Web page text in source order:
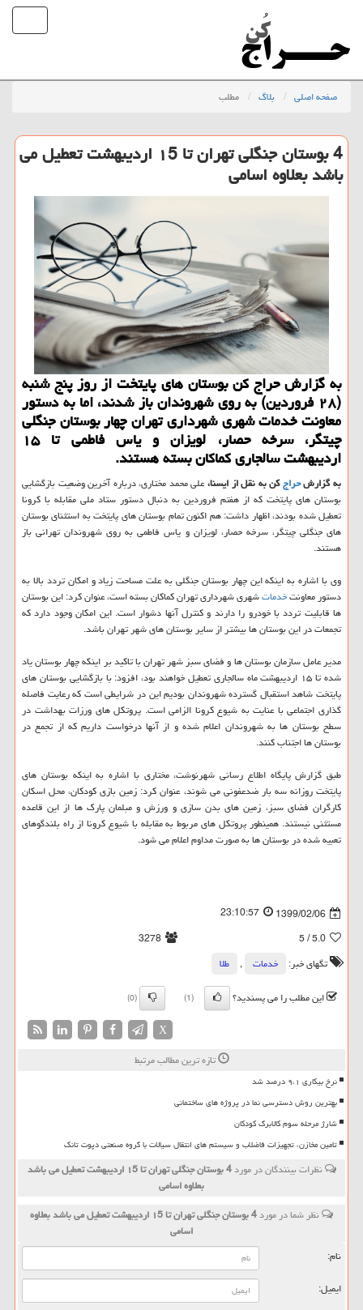
صفحه اصلی بلاگ مطلب
4 بوستان جنگلی تهران تا ۱5 اردیبهشت تعطیل می
باشد بعلاوه اسامی
به گزارش حراج كن بوستان های پایتخت از روز پنج شنبه
(۲۸ فروردین) به روی شهروندان باز شدند، اما به دستور
معاونت خدمات شهری شهرداری تهران چهار بوستان جنگلی
چیتگر، سرخه حصار، لویزان و یاس فاطمی تا ۱۵
اردیبهشت سالجاری كماكان بسته هستند.
به گزارشحراجکن به نقل از ایسنا،علی محمد مختاری، درباره آخرین وضعیت بازگشایی
بوستان های پایتخت که از هفتم فروردین به دنبال دستور ستاد ملی مقابله با کرونا
تعطیل شده بودند، اظهار داشت: هم اکنون تمام بوستان های پایتخت به استثنای بوستان
های جنگلی چیتگر، سرخه حصار، لویزان و یاس فاطمی به روی شهروندان تهرانی باز
هستند.
وی با اشاره به اینکه این چهار بوستان جنگلی به علت مساحت زیاد و امکان تردد بالا به
دستور معاونتخدماتشهری شهرداری تهران کماکان بسته است، عنوان کرد: این بوستان
ها قابلیت تردد با خودرو را دارند و کنترل آنها دشوار است. این امکان وجود دارد که
تجمعات در این بوستان ها بیشتر از سایر بوستان های شهر تهران باشد.
مدیر عامل سازمان بوستان ها و فضای سبز شهر تهران با تاکید بر اینکه چهار بوستان یاد
شده تا ۱۵ اردیبهشت ماه سالجاری تعطیل خواهند بود، افزود: با بازگشایی بوستان های
پایتخت شاهد استقبال گسترده شهروندان بودیم این در شرایطی است که رعایت فاصله
گذاری اجتماعی با عنایت به شیوع کرونا الزامی است. پروتکل های ورزات بهداشت در
سطح بوستان ها به شهروندان اعلام شده و از آنها درخواست داریم که از تجمع در
بوستان ها اجتناب کنند.
طبق گزارش پایگاه اطلاع رسانی شهرنوشت، مختاری با اشاره به اینکه بوستان های
پایتخت روزانه سه بار ضدعفونی می شوند، عنوان کرد: زمین بازی کودکان، محل اسکان
کارگران فضای سبز، زمین های بدن سازی و ورزش و مبلمان پارک ها از این قاعده
مستثنی نیستند. همینطور پروتکل های مربوط به مقابله با شیوع کرونا از راه بلندگوهای
تعبیه شده در بوستان ها به صورت مداوم اعلام می شود.
1399/02/06
23:10:57
5.0
/ 5
3278
تگهای خبر:
خدمات ,
طلا
این مطلب را می پسندید؟
(1)
(0)
X
تازه ترین مطالب مرتبط
نرخ بیکاری ۹،۱ درصد شد
بهترین روش دسترسی نما در پروژه های ساختمانی
شارژ مرحله سوم کالابرگ کودکان
تامین مخازن، تجهیزات فاضلاب و سیستم های انتقال سیالات با گروه صنعتی دپوت تانک
نظرات بینندگان در مورد
4 بوستان جنگلی تهران تا ۱5 اردیبهشت تعطیل می باشد
بعلاوه اسامی
نظر شما در مورد
4 بوستان جنگلی تهران تا ۱5 اردیبهشت تعطیل می باشد بعلاوه
اسامی
نام:
ایمیل: